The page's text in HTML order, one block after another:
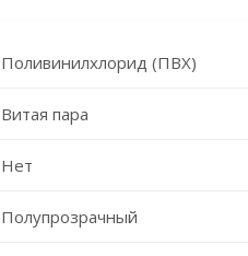
Поливинилхлорид (ПВХ)
Витая пара
Нет
Полупрозрачный